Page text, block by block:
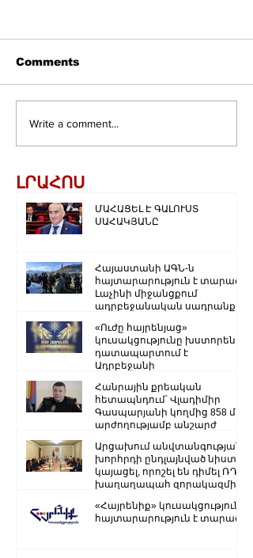
Comments
Write a comment...
ԼՐԱՀՈՍ
ՄԱՀԱՑԵԼ Է ԳԱԼՈՒՍՏ
ՍԱՀԱԿՅԱՆԸ
Հայաստանի ԱԳՆ-ն
հայտարարություն է տարածել
Լաչինի միջանցքում
ադրբեջանական սադրանքի
«Ուժը հայրենյաց»
կուսակցությունը խստորեն
դատապարտում է
Ադրբեջանի
ղեկավարության.
Հանրային քրեական
հետապնդում՝ Վլադիմիր
Գասպարյանի կողմից 858 մլն
արժողությամբ անշարժ
Արցախում անվտանգության
խորհրդի ընդլայնված նիստ է
կայացել, որոշել են դիմել ՌԴ
խաղաղապահ զորակազմի ...
«Հայրենիք» կուսակցությունը
հայտարարություն է տարածել